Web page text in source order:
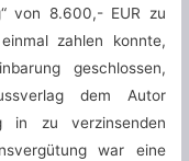
von 8.600,- EUR zu
zahlen konnte,
geschlossen,
dem Autor
in zu verzinsenden
war eine